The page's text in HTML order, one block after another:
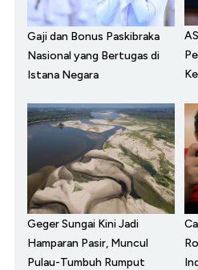
Gaji dan Bonus Paskibraka
Nasional yang Bertugas di
Istana Negara
Geger Sungai Kini Jadi
Hamparan Pasir, Muncul
Pulau-Tumbuh Rumput